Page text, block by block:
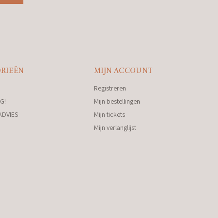
MIJN ACCOUNT
Registreren
Mijn bestellingen
Mijn tickets
Mijn verlanglijst